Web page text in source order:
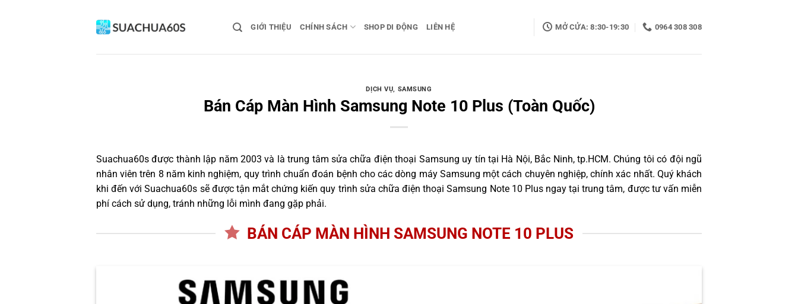
GIỚI THIỆU CHÍNH SÁCH SHOP DI ĐỘNG LIÊN HỆ MỞ CỬA: 8:30-19:30 0964 308 308
DỊCH VỤ, SAMSUNG
Bán Cáp Màn Hình Samsung Note 10 Plus (Toàn Quốc)
Suachua60s được thành lập năm 2003 và là trung tâm sửa chữa điện thoại Samsung uy tín tại Hà Nội, Bắc Ninh, tp.HCM. Chúng tôi có đội ngũ
nhân viên trên 8 năm kinh nghiệm, quy trình chuẩn đoán bệnh cho các dòng máy Samsung một cách chuyên nghiệp, chính xác nhất. Quý khách
khi đến với Suachua60s sẽ được tận mắt chứng kiến quy trình sửa chữa điện thoại Samsung Note 10 Plus ngay tại trung tâm, được tư vấn miễn
phí cách sử dụng, tránh những lỗi mình đang gặp phải.
BÁN CÁP MÀN HÌNH SAMSUNG NOTE 10 PLUS